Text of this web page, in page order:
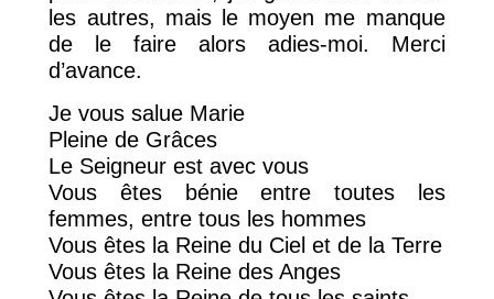
les autres, mais le moyen me manque
de le faire alors adies-moi. Merci
d’avance.
Je vous salue Marie
Pleine de Grâces
Le Seigneur est avec vous
Vous êtes bénie entre toutes les
femmes, entre tous les hommes
Vous êtes la Reine du Ciel et de la Terre
Vous êtes la Reine des Anges